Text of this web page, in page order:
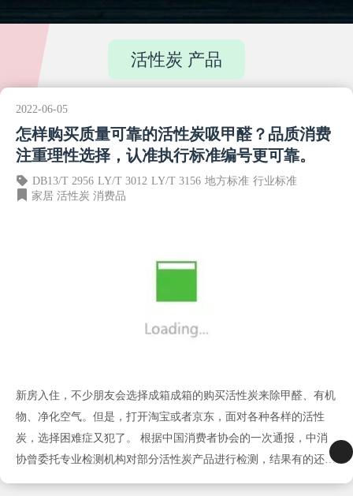
活性炭 产品
2022-06-05
怎样购买质量可靠的活性炭吸甲醛？品质消费
注重理性选择，认准执行标准编号更可靠。
DB13/T 2956 LY/T 3012 LY/T 3156 地方标准 行业标准
家居 活性炭 消费品
新房入住，不少朋友会选择成箱成箱的购买活性炭来除甲醛、有机
物、净化空气。但是，打开淘宝或者京东，面对各种各样的活性
炭，选择困难症又犯了。 根据中国消费者协会的一次通报，中消
协曾委托专业检测机构对部分活性炭产品进行检测，结果有的还不
如普通的火